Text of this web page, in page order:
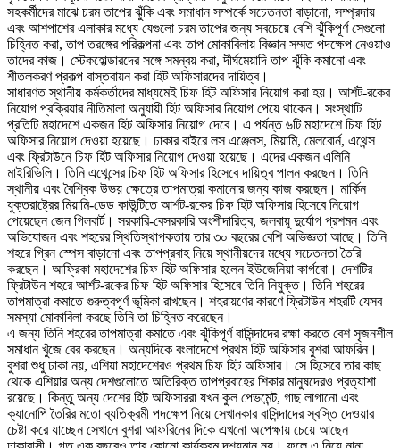
সহকর্মীদের মাঝে চরম তাপের ঝুঁকি এবং সমাধান সম্পর্কে সচেতনতা বাড়ানো, সম্প্রদায়
এবং আশপাশের এলাকার মধ্যে যেগুলো চরম তাপের জন্য সবচেয়ে বেশি ঝুঁকিপূর্ণ সেগুলো
চিহ্নিত করা, তাপ তরঙ্গের পরিকল্পনা এবং তাপ মোকাবিলায় বিজ্ঞান সম্মত পদক্ষেপ নেওয়াও
তাদের কাজ। স্টেকহোল্ডারদের সঙ্গে সমন্বয় করা, দীর্ঘমেয়াদি তাপ ঝুঁকি কমানো এবং
শীতলকরণ প্রকল্প বাস্তবায়ন করা হিট অফিসারদের দায়িত্ব।
সাধারণত স্থানীয় কর্মকর্তাদের মাধ্যমেই চিফ হিট অফিসার নিয়োগ করা হয়। আর্শট-রকের
নিয়োগ প্রক্রিয়ার নীতিমালা অনুযায়ী হিট অফিসার নিয়োগ পেয়ে থাকেন। সংস্থাটি
প্রতিটি মহাদেশে একজন হিট অফিসার নিয়োগ দেবে। এ পর্যন্ত ৬টি মহাদেশে চিফ হিট
অফিসার নিয়োগ দেওয়া হয়েছে। ঢাকার বাইরে লস এঞ্জেলস, মিয়ামি, মেলবোর্ন, এথেন্স
এবং ফ্রিটাউনে চিফ হিট অফিসার নিয়োগ দেওয়া হয়েছে। এদের একজন এলিনি
মাইরিভিলি। তিনি এথেন্সের চিফ হিট অফিসার হিসেবে দায়িত্ব পালন করছেন। তিনি
স্থানীয় এবং বৈশ্বিক উভয় ক্ষেত্রে তাপমাত্রা কমানোর জন্য কাজ করছেন। মার্কিন
যুক্তরাষ্ট্রের মিয়ামি-ডেড কাউন্টিতে আর্শট-রকের চিফ হিট অফিসার হিসেবে নিয়োগ
পেয়েছেন জেন গিলবার্ট। সরকারি-বেসরকারি অংশীদারিত্ব, জলবায়ু দুর্যোগ প্রশমন এবং
অভিযোজন এবং শহরের স্থিতিস্থাপকতায় তার ৩০ বছরের বেশি অভিজ্ঞতা আছে। তিনি
শহরে গ্রিন স্পেস বাড়ানো এবং তাপপ্রবাহ নিয়ে স্থানীয়দের মধ্যে সচেতনতা তৈরি
করছেন। আফ্রিকা মহাদেশের চিফ হিট অফিসার হলেন ইউজেনিয়া কার্গবো। দেশটির
ফ্রিটাউন শহরে আর্শট-রকের চিফ হিট অফিসার হিসেবে তিনি নিযুক্ত। তিনি শহরের
তাপমাত্রা কমাতে গুরুত্বপূর্ণ ভূমিকা রাখছেন। শহরায়ণের কারণে ফ্রিটাউন শহরটি যেসব
সমস্যা মোকাবিলা করছে তিনি তা চিহ্নিত করেছেন।
এ জন্য তিনি শহরের তাপমাত্রা কমাতে এবং ঝুঁকিপূর্ণ বাসিন্দাদের রক্ষা করতে বেশ সৃজনশীল
সমাধান খুঁজে বের করছেন। অন্যদিকে বংলাদেশে প্রথম হিট অফিসার বুশরা আফরিন।
বুশরা শুধু ঢাকা নয়, এশিয়া মহাদেশেরও প্রথম চিফ হিট অফিসার। সে হিসেবে তার কাছ
থেকে এশিয়ার অন্য দেশগুলোতে অতিরিক্ত তাপপ্রবাহের শিকার মানুষদেরও প্রত্যাশা
রয়েছে। কিন্তু অন্য দেশের হিট অফিসাররা যখন কুল পেভমেন্ট, গাছ লাগানো এবং
ক্যানোপি তৈরির মতো ব্যতিক্রমী পদক্ষেপ নিয়ে সেখানকার বাসিন্দাদের স্বস্তি দেওয়ার
চেষ্টা করে যাচ্ছেন সেখানে বুশরা আফরিনের দিকে এখনো অপেক্ষায় চেয়ে আছেন